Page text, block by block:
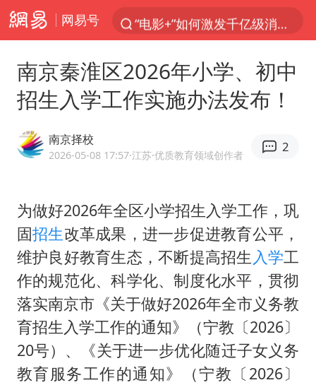
网易号
台风白海豚已进入24小时警戒线
四川宜宾市高县4.9级地震致1人死亡
中巨芯：上半年归母净利润1405.77万元
国乒男单横滨冠军赛全军覆没
38岁演员求职万岁山NPC成功
胡彦斌获《歌手2026》歌王
美股存储板块集体大跌
U17国足点球大战淘汰河床晋级决赛
东航：国内客票提前14天免费退改
南京秦淮区2026年小学、初中
招生入学工作实施办法发布！
南京择校
2026-05-08 17:57·江苏·优质教育领域创作者
2
为做好2026年全区小学招生入学工作，巩
固招生改革成果，进一步促进教育公平，
维护良好教育生态，不断提高招生 入学工
作的规范化、科学化、制度化水平，贯彻
落实南京市《关于做好2026年全市义务教
育招生入学工作的通知》（宁教〔2026〕
20号）、《关于进一步优化随迁子女义务
教育服务工作的通知》（宁教〔2026〕